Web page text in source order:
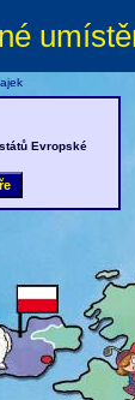
Evropské